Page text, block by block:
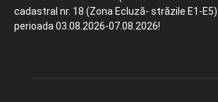
cadastral nr. 18 (Zona Ecluză- străzile E1-
perioada 03.08.2026-07.08.2026!